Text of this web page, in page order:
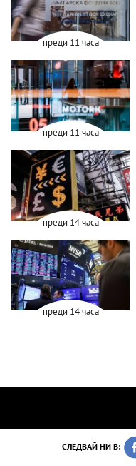
преди 11 часа
преди 11 часа
преди 14 часа
преди 14 часа
СЛЕДВАЙ НИ В: